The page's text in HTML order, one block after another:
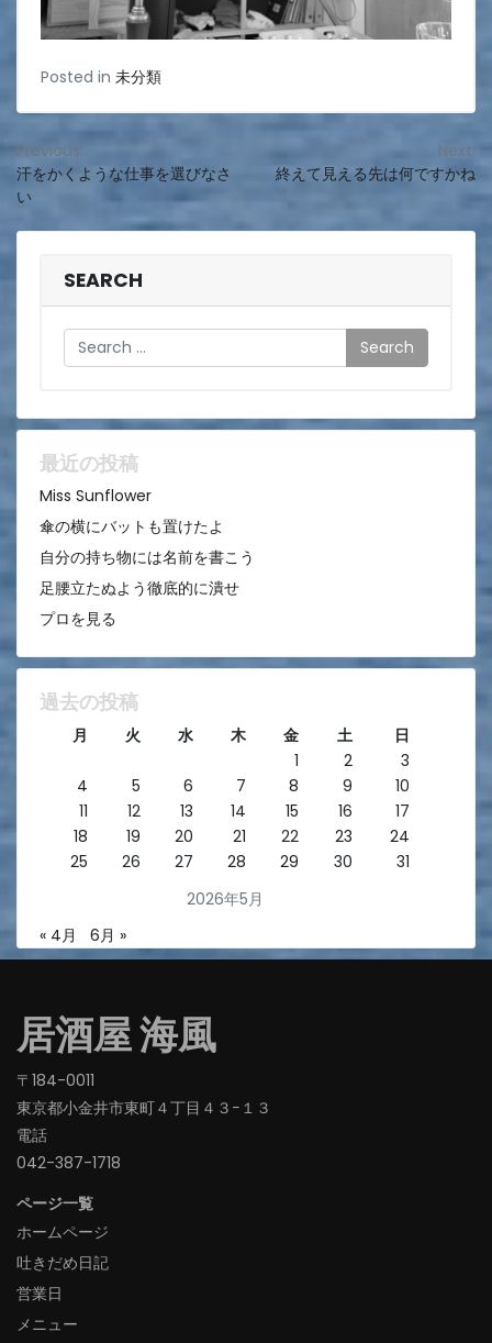
Posted in 未分類
投
稿
ナ
ゲ
ョ
ン
Previous:
汗をかくような仕事を選びなさ
い
Next:
終えて見える先は何ですかね
SEARCH
Search
最近の投稿
Miss Sunflower
傘の横にバットも置けたよ
自分の持ち物には名前を書こう
足腰立たぬよう徹底的に潰せ
プロを見る
過去の投稿
2026年5月
月 火 水 木 金 土
日
1
2
3
4
5 6 7 8 9
10
11
12 13 14 15 16
17
18
19 20 21 22 23
24
25
26 27 28 29 30 31
« 4月 6月 »
居酒屋 海風
〒184-0011
東京都小金井市東町４丁目４３−１３
電話
042-387-1718‬
ページ一覧
ホームページ
吐きだめ日記
営業日
メニュー